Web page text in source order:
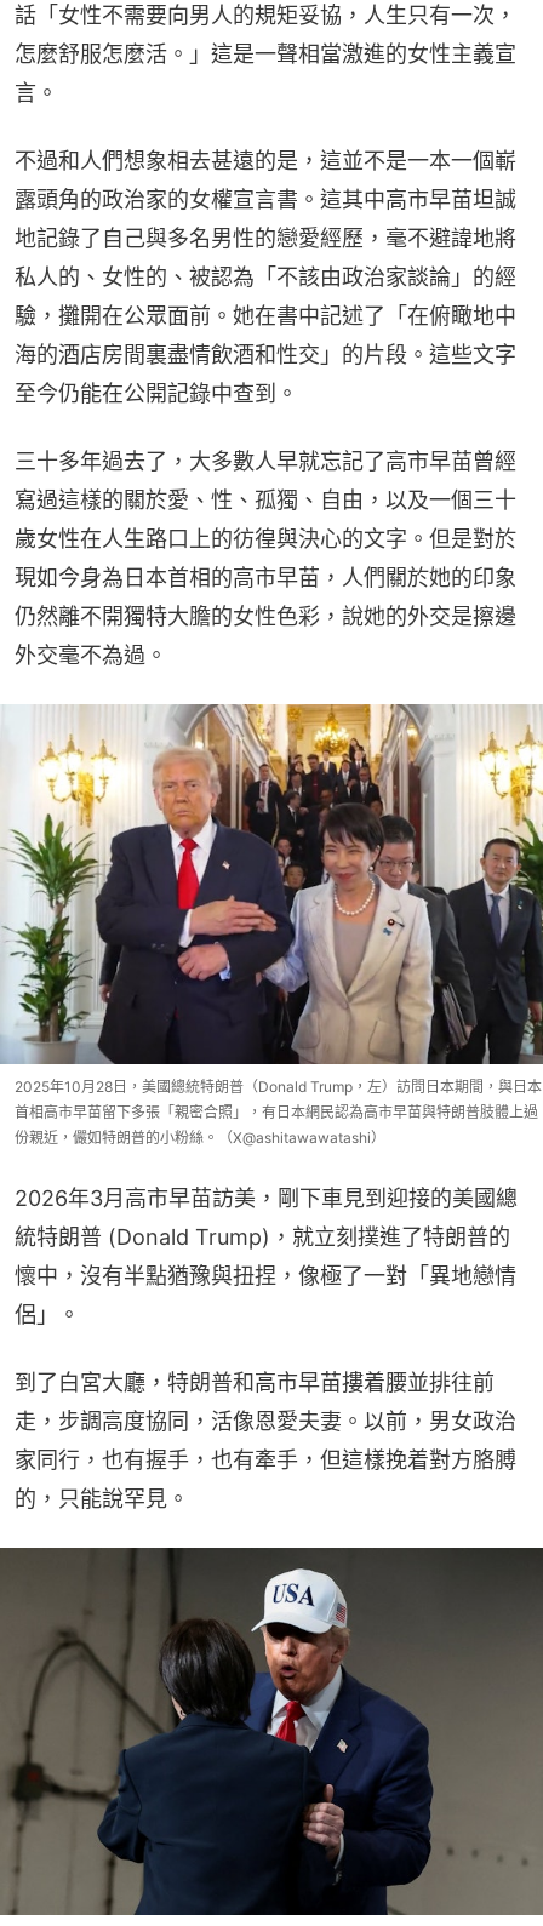
話「女性不需要向男人的規矩妥協，人生只有一次，
怎麼舒服怎麼活。」這是一聲相當激進的女性主義宣
言。
不過和人們想象相去甚遠的是，這並不是一本一個嶄
露頭角的政治家的女權宣言書。這其中高市早苗坦誠
地記錄了自己與多名男性的戀愛經歷，毫不避諱地將
私人的、女性的、被認為「不該由政治家談論」的經
驗，攤開在公眾面前。她在書中記述了「在俯瞰地中
海的酒店房間裏盡情飲酒和性交」的片段。這些文字
至今仍能在公開記錄中查到。
三十多年過去了，大多數人早就忘記了高市早苗曾經
寫過這樣的關於愛、性、孤獨、自由，以及一個三十
歲女性在人生路口上的彷徨與決心的文字。但是對於
現如今身為日本首相的高市早苗，人們關於她的印象
仍然離不開獨特大膽的女性色彩，說她的外交是擦邊
外交毫不為過。
2025年10月28日，美國總統特朗普（Donald Trump，左）訪問日本期間，與日本
首相高市早苗留下多張「親密合照」，有日本網民認為高市早苗與特朗普肢體上過
份親近，儼如特朗普的小粉絲。（X@ashitawawatashi）
2026年3月高市早苗訪美，剛下車見到迎接的美國總
統特朗普 (Donald Trump)，就立刻撲進了特朗普的
懷中，沒有半點猶豫與扭捏，像極了一對「異地戀情
侶」。
到了白宮大廳，特朗普和高市早苗摟着腰並排往前
走，步調高度協同，活像恩愛夫妻。以前，男女政治
家同行，也有握手，也有牽手，但這樣挽着對方胳膊
的，只能說罕見。